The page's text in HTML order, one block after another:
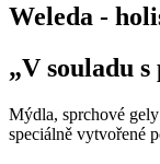
Weleda -
„V souladu
Mýdla, sprchové
speciálně vytvořené